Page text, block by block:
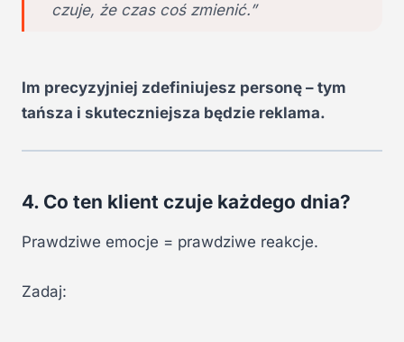
czuje, że czas coś zmienić.”
Im precyzyjniej zdefiniujesz personę – tym
tańsza i skuteczniejsza będzie reklama.
4. Co ten klient czuje każdego dnia?
Prawdziwe emocje = prawdziwe reakcje.
Zadaj: